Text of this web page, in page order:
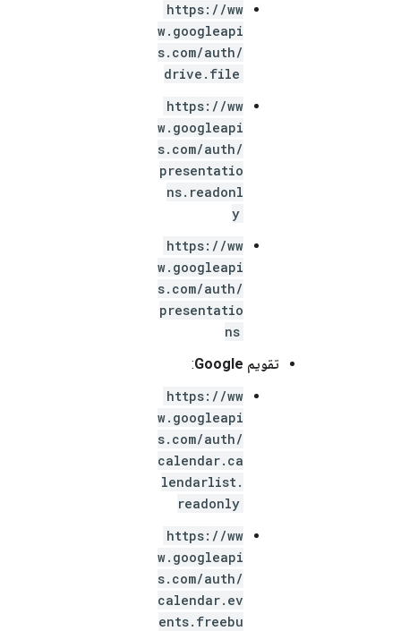
https://ww
w.googleapi
s.com/auth/
drive.file
https://ww
w.googleapi
s.com/auth/
presentatio
ns.readonl
y
https://ww
w.googleapi
s.com/auth/
presentatio
ns
تقويم Google
:
https://ww
w.googleapi
s.com/auth/
calendar.ca
lendarlist.
readonly
https://ww
w.googleapi
s.com/auth/
calendar.ev
ents.freebu